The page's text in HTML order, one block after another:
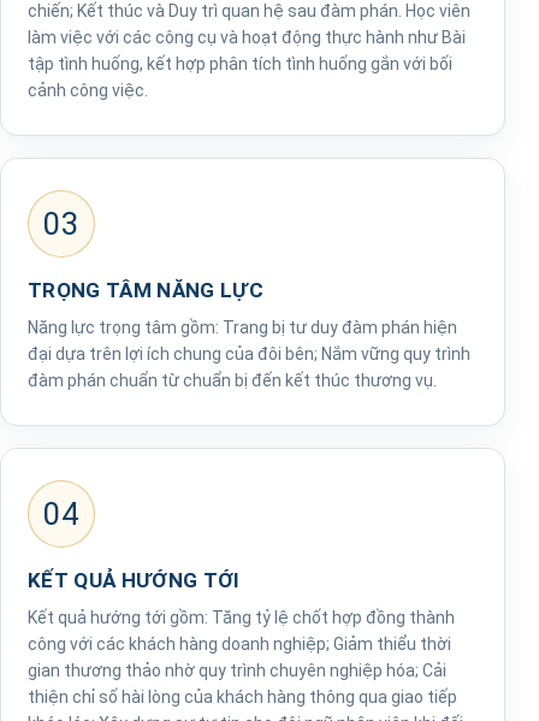
chiến; Kết thúc và Duy trì quan hệ sau đàm phán. Học viên
làm việc với các công cụ và hoạt động thực hành như Bài
tập tình huống, kết hợp phân tích tình huống gắn với bối
cảnh công việc.
03
TRỌNG TÂM NĂNG LỰC
Năng lực trọng tâm gồm: Trang bị tư duy đàm phán hiện
đại dựa trên lợi ích chung của đôi bên; Nắm vững quy trình
đàm phán chuẩn từ chuẩn bị đến kết thúc thương vụ.
04
KẾT QUẢ HƯỚNG TỚI
Kết quả hướng tới gồm: Tăng tỷ lệ chốt hợp đồng thành
công với các khách hàng doanh nghiệp; Giảm thiểu thời
gian thương thảo nhờ quy trình chuyên nghiệp hóa; Cải
thiện chỉ số hài lòng của khách hàng thông qua giao tiếp